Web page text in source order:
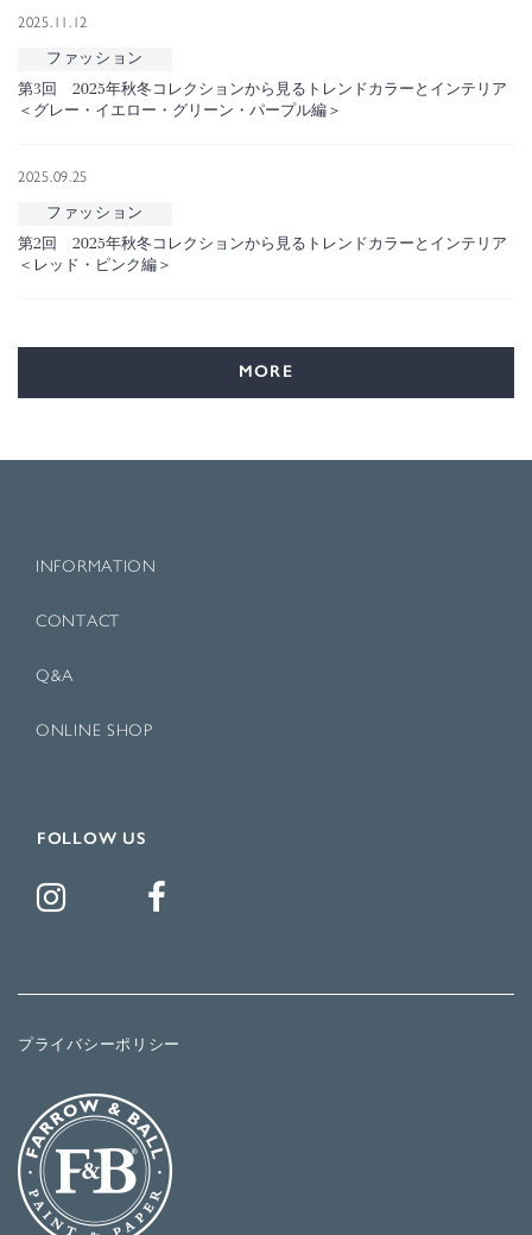
2025.11.12
ファッション
第3回 2025年秋冬コレクションから見るトレンドカラーとインテリア
＜グレー・イエロー・グリーン・パープル編＞
2025.09.25
ファッション
第2回 2025年秋冬コレクションから見るトレンドカラーとインテリア
＜レッド・ピンク編＞
MORE
INFORMATION
CONTACT
Q&A
ONLINE SHOP
FOLLOW US
プライバシーポリシー